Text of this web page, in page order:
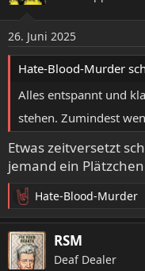
26. Juni 2025
Hate-Blood-Murder
Alles entspannt und
stehen. Zumindest
Etwas zeitversetzt
jemand ein
R
e
a
k
t
Hate-Blood-Murder
RSM
Deaf Dealer